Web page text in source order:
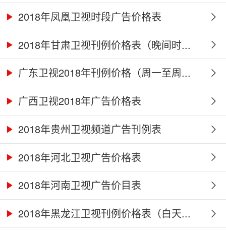
2018年凤凰卫视时段广告价格表
2018年甘肃卫视刊例价格表（晚间时...
广东卫视2018年刊例价格（周一至周...
广西卫视2018年广告价格表
2018年贵州卫视频道广告刊例表
2018年河北卫视广告价格表
2018年河南卫视广告价目表
2018年黑龙江卫视刊例价格表（白天...